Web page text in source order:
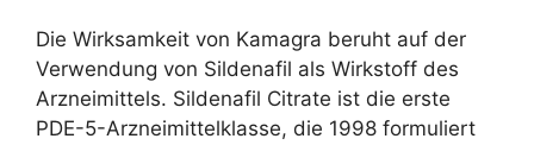
Die Wirksamkeit von Kamagra beruht auf der
Verwendung von Sildenafil als Wirkstoff des
Arzneimittels. Sildenafil Citrate ist die erste
PDE-5-Arzneimittelklasse, die 1998 formuliert